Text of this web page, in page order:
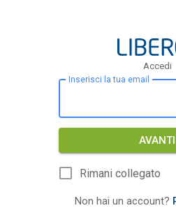
Accedi
Inserisci la tua email
AVANTI
Rimani collegato
Non hai un account?